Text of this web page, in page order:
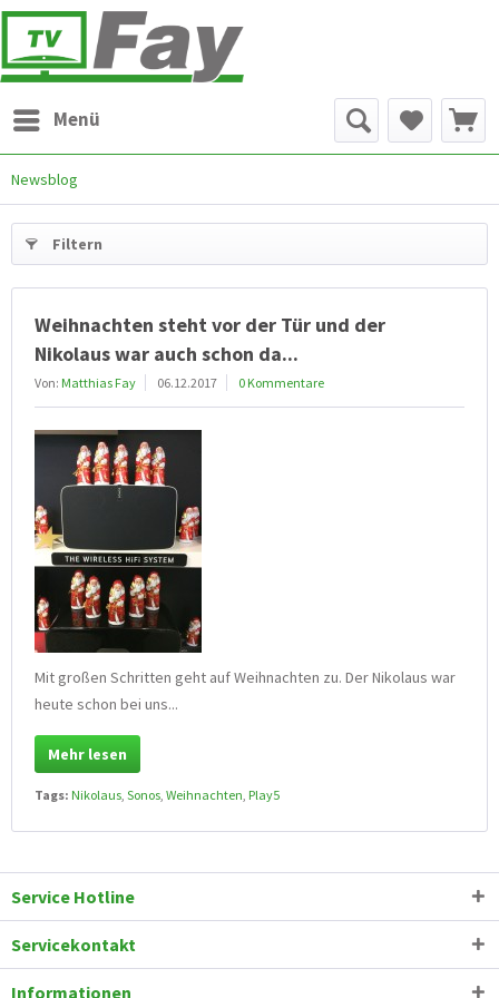
Menü
Newsblog
Filtern
Weihnachten steht vor der Tür und der
Nikolaus war auch schon da...
Von: Matthias Fay 06.12.2017 0 Kommentare
Mit großen Schritten geht auf Weihnachten zu. Der Nikolaus war
heute schon bei uns...
Mehr lesen
Tags: Nikolaus Sonos Weihnachten Play5
Service Hotline
Servicekontakt
Informationen